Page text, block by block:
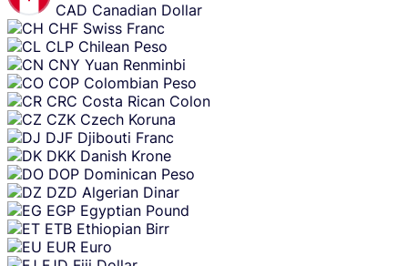
CAD Canadian Dollar
CHF Swiss Franc
CLP Chilean Peso
CNY Yuan Renminbi
COP Colombian Peso
CRC Costa Rican Colon
CZK Czech Koruna
DJF Djibouti Franc
DKK Danish Krone
DOP Dominican Peso
DZD Algerian Dinar
EGP Egyptian Pound
ETB Ethiopian Birr
EUR Euro